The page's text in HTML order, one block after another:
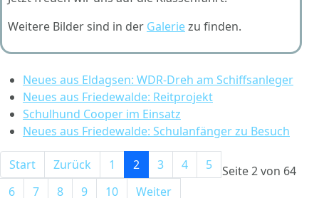
Weitere Bilder sind in der Galeriezu finden.
Neues aus Eldagsen: WDR-Dreh am Schiffsanleger
Neues aus Friedewalde: Reitprojekt
Schulhund Cooper im Einsatz
Neues aus Friedewalde: Schulanfänger zu Besuch
Seite 2 von 64
Start Zurück 1 2 3 4
5
6
7 8 9 10 Weiter